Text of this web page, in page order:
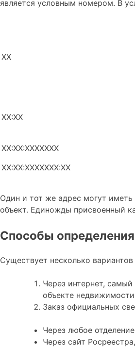
является условным номером. В
XX
XX:XX
XX:XX:XXXXXXX
XX:XX:XXXXXXX:XX
Один и тот же адрес могут
объект. Единожды присвоенный
Способы
Существует несколько
Через интернет,
объекте
Заказ официальных
Через любое
Через сайт